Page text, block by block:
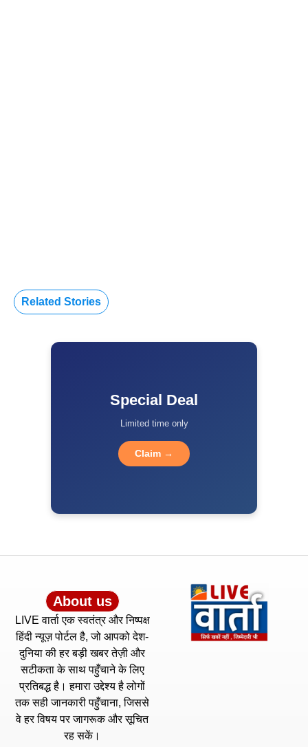
Related Stories
Special Deal
Limited time only
Claim →
About us
LIVE वार्ता एक स्वतंत्र और निष्पक्ष
हिंदी न्यूज़ पोर्टल है, जो आपको देश-
दुनिया की हर बड़ी खबर तेज़ी और
सटीकता के साथ पहुँचाने के लिए
प्रतिबद्ध है। हमारा उद्देश्य है लोगों
तक सही जानकारी पहुँचाना, जिससे
वे हर विषय पर जागरूक और सूचित
रह सकें।